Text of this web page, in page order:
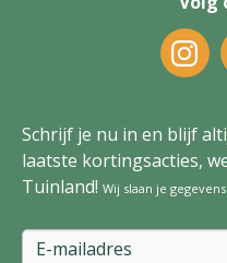
Schrijf je nu in en blijf
laatste kortingsacties,
Tuinland! Wij slaan je